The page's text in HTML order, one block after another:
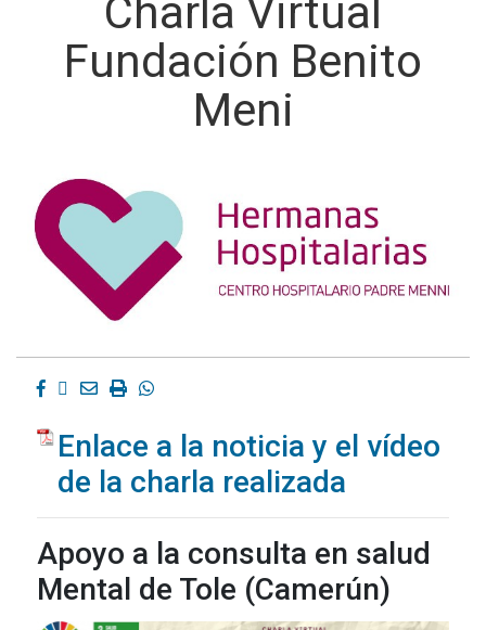
Charla Virtual
Fundación Benito
Meni
Facebook
Twitter
EmailImprimirWhatsapp
Enlace a la noticia y el vídeo
de la charla realizada
Apoyo a la consulta en salud
Mental de Tole (Camerún)